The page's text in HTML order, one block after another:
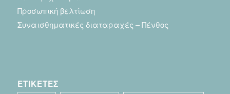
Προσωπική βελτίωση
Συναισθηματικές διαταραχές – Πένθος
ΕΤΙΚΕΤΕΣ